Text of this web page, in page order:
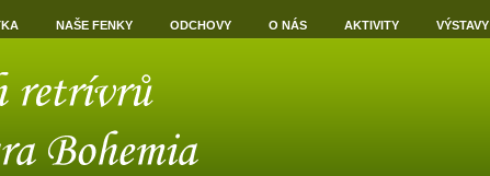
NAŠE FENKY ODCHOVY O NÁS AKTIVITY VÝSTAVY